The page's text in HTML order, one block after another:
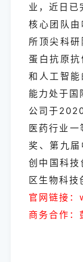
业，近日已
核心团队
所顶尖科
蛋白抗原
和人工智
能力处于国
公司于
医药行业
奖、第九
创中国科
区生物科技
官网链接
商务合作